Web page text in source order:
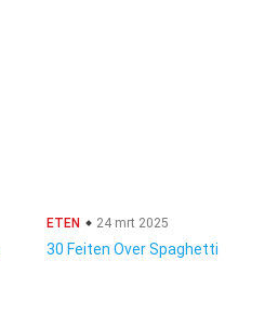
ETEN 24 mrt 2025
30 Feiten Over Spaghetti